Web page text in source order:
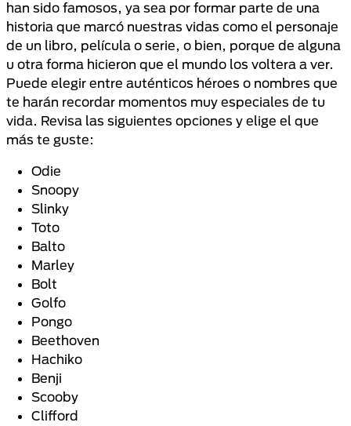
han sido famosos, ya sea por formar parte de una
historia que marcó nuestras vidas como el personaje
de un libro, película o serie, o bien, porque de alguna
u otra forma hicieron que el mundo los voltera a ver.
Puede elegir entre auténticos héroes o nombres que
te harán recordar momentos muy especiales de tu
vida. Revisa las siguientes opciones y elige el que
más te guste:
Odie
Snoopy
Slinky
Toto
Balto
Marley
Bolt
Golfo
Pongo
Beethoven
Hachiko
Benji
Scooby
Clifford